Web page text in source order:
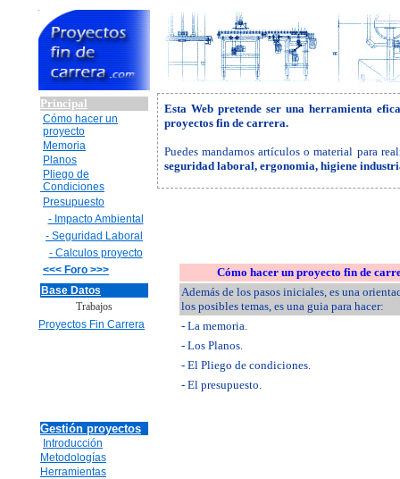
Principal
Cómo hacer un
proyecto
Memoria
Planos
Pliego de
Condiciones
Presupuesto
- Impacto Ambiental
- Seguridad Laboral
- Calculos proyecto
<<< Foro >>>
Base Datos
Trabajos
Proyectos Fin Carrera
Gestión proyectos
Introducción
Metodologías
Herramientas
Esta Web pretende ser una herramienta
proyectos fin de carrera.
Puedes mandarnos artículos o material para
seguridad laboral, ergonomia, higiene
Cómo hacer un proyecto fin de
Además de los pasos iniciales, es una
los posibles temas, es una guia para hacer:
- La memoria.
- Los Planos.
- El Pliego de condiciones.
- El presupuesto.